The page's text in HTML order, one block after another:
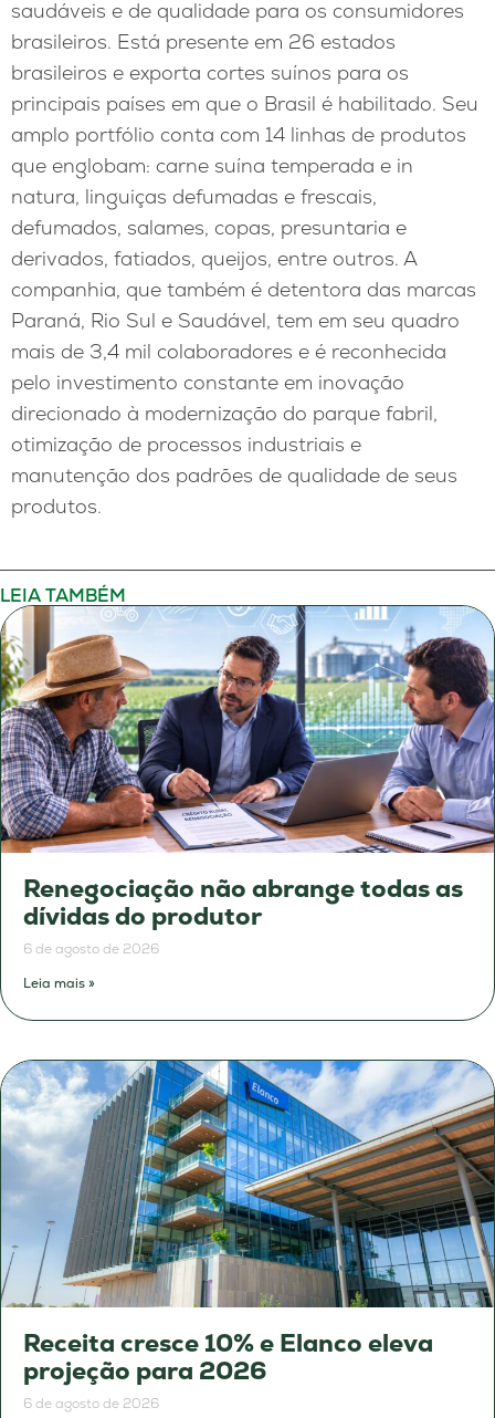
saudáveis e de qualidade para os consumidores
brasileiros. Está presente em 26 estados
brasileiros e exporta cortes suínos para os
principais países em que o Brasil é habilitado. Seu
amplo portfólio conta com 14 linhas de produtos
que englobam: carne suína temperada e in
natura, linguiças defumadas e frescais,
defumados, salames, copas, presuntaria e
derivados, fatiados, queijos, entre outros. A
companhia, que também é detentora das marcas
Paraná, Rio Sul e Saudável, tem em seu quadro
mais de 3,4 mil colaboradores e é reconhecida
pelo investimento constante em inovação
direcionado à modernização do parque fabril,
otimização de processos industriais e
manutenção dos padrões de qualidade de seus
produtos.
LEIA TAMBÉM
Renegociação não abrange todas as
dívidas do produtor
6 de agosto de 2026
Leia mais »
Receita cresce 10% e Elanco eleva
projeção para 2026
6 de agosto de 2026